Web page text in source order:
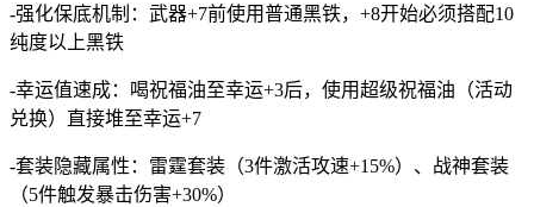
-强化保底机制：武器+7前使用普通黑铁，+8开始必须搭配10
纯度以上黑铁
-幸运值速成：喝祝福油至幸运+3后，使用超级祝福油（活动
兑换）直接堆至幸运+7
-套装隐藏属性：雷霆套装（3件激活攻速+15%）、战神套装
（5件触发暴击伤害+30%）